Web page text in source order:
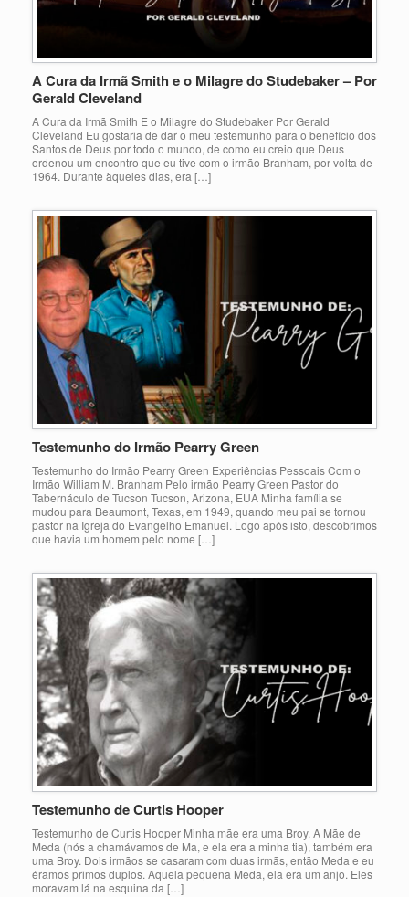
A Cura da Irmã Smith e o Milagre do Studebaker – Por
Gerald Cleveland
A Cura da Irmã Smith E o Milagre do Studebaker Por Gerald
Cleveland Eu gostaria de dar o meu testemunho para o benefício dos
Santos de Deus por todo o mundo, de como eu creio que Deus
ordenou um encontro que eu tive com o irmão Branham, por volta de
1964. Durante àqueles dias, era […]
Testemunho do Irmão Pearry Green
Testemunho do Irmão Pearry Green Experiências Pessoais Com o
Irmão William M. Branham Pelo irmão Pearry Green Pastor do
Tabernáculo de Tucson Tucson, Arizona, EUA Minha família se
mudou para Beaumont, Texas, em 1949, quando meu pai se tornou
pastor na Igreja do Evangelho Emanuel. Logo após isto, descobrimos
que havia um homem pelo nome […]
Testemunho de Curtis Hooper
Testemunho de Curtis Hooper Minha mãe era uma Broy. A Mãe de
Meda (nós a chamávamos de Ma, e ela era a minha tia), também era
uma Broy. Dois irmãos se casaram com duas irmãs, então Meda e eu
éramos primos duplos. Aquela pequena Meda, ela era um anjo. Eles
moravam lá na esquina da […]